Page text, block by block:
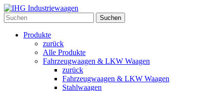
Suchen
Produkte
zurück
Alle Produkte
Fahrzeugwaagen & LKW Waagen
zurück
Fahrzeugwaagen & LKW Waagen
Stahlwaagen